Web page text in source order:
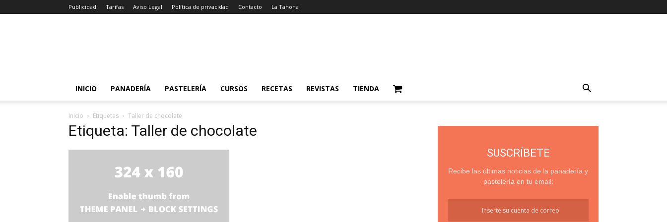
Publicidad Tarifas Aviso Legal Política de privacidad Contacto La Tahona
INICIO PANADERÍA PASTELERÍA CURSOS RECETAS REVISTAS TIENDA
Inicio Etiquetas Taller de chocolate
Etiqueta: Taller de chocolate
SUSCRÍBETE
Recibe las últimas noticias de la panadería y
pastelería en tu email: